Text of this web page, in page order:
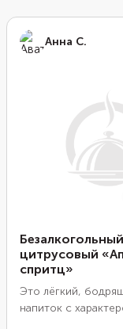
Анна С.
Безалкогольный
цитрусовый
спритц»
Это лёгкий,
напиток с